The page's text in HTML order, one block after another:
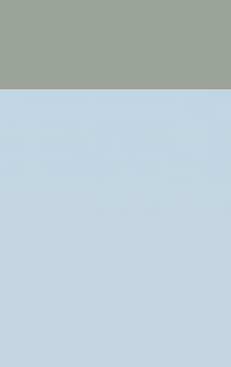
"Μπισκότων" (Cookies)